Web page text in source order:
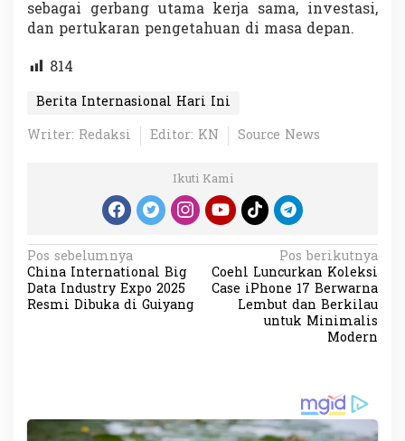
sebagai gerbang utama kerja sama, investasi,
dan pertukaran pengetahuan di masa depan.
814
Berita Internasional Hari Ini
Writer: Redaksi
Editor: KN Source News
Ikuti Kami
N
a
v
s
Pos sebelumnya
China International Big
Data Industry Expo 2025
Resmi Dibuka di Guiyang
Pos berikutnya
Coehl Luncurkan Koleksi
Case iPhone 17 Berwarna
Lembut dan Berkilau
untuk Minimalis
Modern